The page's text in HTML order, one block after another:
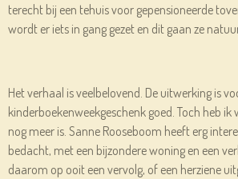
terecht bij een tehuis voor gepensioneerde
wordt er iets in gang gezet en dit gaan ze
Het verhaal is veelbelovend. De uitwerking is
kinderboekenweekgeschenk goed. Toch heb ik
nog meer is. Sanne Rooseboom heeft erg
bedacht, met een bijzondere woning en een
daarom op ooit een vervolg, of een herziene